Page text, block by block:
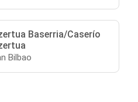
Baserria/Caserío
Bilbao